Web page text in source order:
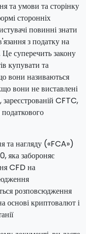
та умови та сторінку
сторонніх
повинні знати
з податку на
Це суперечить закону
купувати та
вони називаються
вони не виставлені
CFTC,
та нагляду («FCA»)
яка забороняє
CFD на
розповсюдження
основі криптовалют і